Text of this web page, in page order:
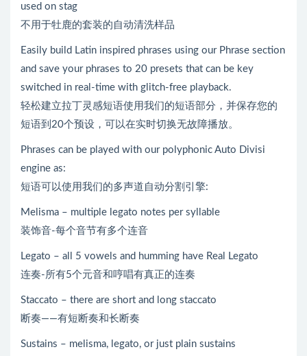
used on stag
不用于牡鹿的套装的自动清洗样品
Easily build Latin inspired phrases using our Phrase section
and save your phrases to 20 presets that can be key
switched in real-time with glitch-free playback.
轻松建立拉丁灵感短语使用我们的短语部分，并保存您的
短语到20个预设，可以在实时切换无故障播放。
Phrases can be played with our polyphonic Auto Divisi
engine as:
短语可以使用我们的多声道自动分割引擎:
Melisma – multiple legato notes per syllable
装饰音-每个音节有多个连音
Legato – all 5 vowels and humming have Real Legato
连奏-所有5个元音和哼唱有真正的连奏
Staccato – there are short and long staccato
断奏——有短断奏和长断奏
Sustains – melisma, legato, or just plain sustains